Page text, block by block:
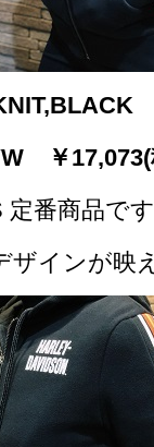
￥
番商品です
ザインが映